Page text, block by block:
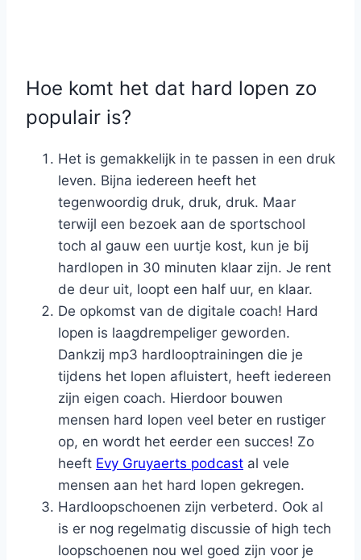
Hoe komt het dat hard lopen zo
populair is?
Het is gemakkelijk in te passen in een druk
leven. Bijna iedereen heeft het
tegenwoordig druk, druk, druk. Maar
terwijl een bezoek aan de sportschool
toch al gauw een uurtje kost, kun je bij
hardlopen in 30 minuten klaar zijn. Je rent
de deur uit, loopt een half uur, en klaar.
De opkomst van de digitale coach! Hard
lopen is laagdrempeliger geworden.
Dankzij mp3 hardlooptrainingen die je
tijdens het lopen afluistert, heeft iedereen
zijn eigen coach. Hierdoor bouwen
mensen hard lopen veel beter en rustiger
op, en wordt het eerder een succes! Zo
heeft Evy Gruyaerts podcast al vele
mensen aan het hard lopen gekregen.
Hardloopschoenen zijn verbeterd. Ook al
is er nog regelmatig discussie of high tech
loopschoenen nou wel goed zijn voor je